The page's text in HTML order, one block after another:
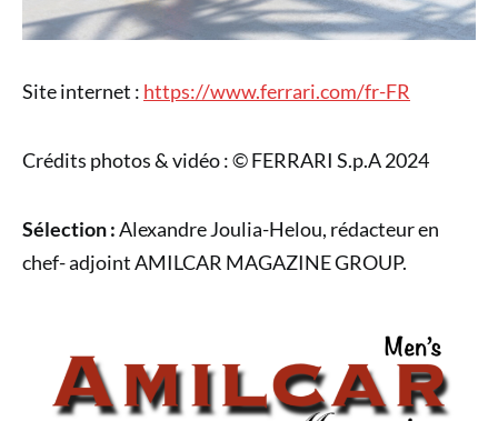
Site internet : https://www.ferrari.com/fr-FR
Crédits photos & vidéo : © FERRARI S.p.A 2024
Sélection :Alexandre Joulia-Helou, rédacteur en
chef- adjoint AMILCAR MAGAZINE GROUP.